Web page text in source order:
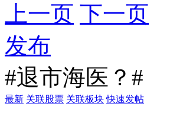
上一页 下一页
发布
#退市海医？#
最新 关联股票 关联板块 快速发帖